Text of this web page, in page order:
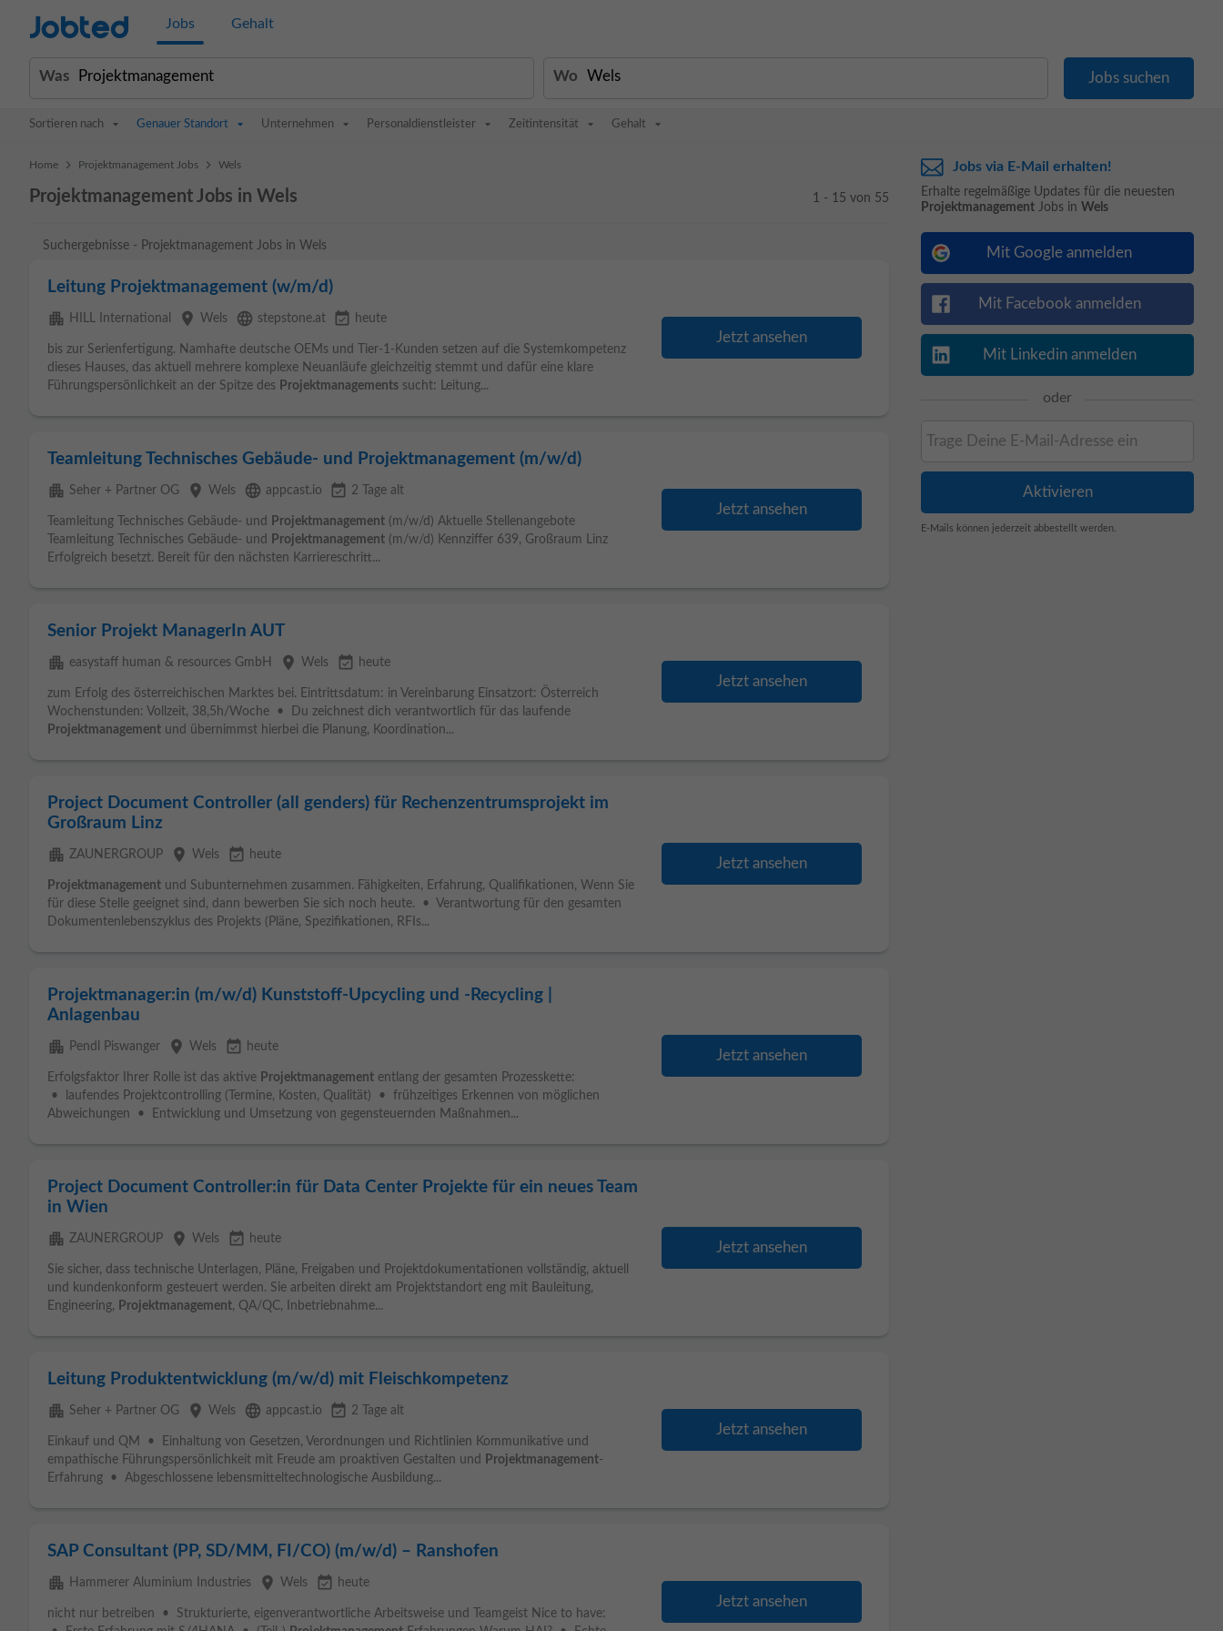
Jobted Jobs Gehalt
Was Wo
Sortieren nach Genauer Standort Unternehmen Personaldienstleister Zeitintensität Gehalt
Home > Projektmanagement Jobs > Wels
Projektmanagement Jobs in Wels 1 - 15 von 55
Suchergebnisse - Projektmanagement Jobs in Wels
Leitung Projektmanagement (w/m/d)
apartment HILL International place Wels language stepstone.at event_available heute
bis zur Serienfertigung. Namhafte deutsche OEMs und Tier-1-Kunden setzen auf die Systemkompetenz
dieses Hauses, das aktuell mehrere komplexe Neuanläufe gleichzeitig stemmt und dafür eine klare
Führungspersönlichkeit an der Spitze des Projektmanagements sucht: Leitung...
Jetzt ansehen
Teamleitung Technisches Gebäude- und Projektmanagement (m/w/d)
apartment Seher + Partner OG place Wels language appcast.io event_available 2 Tage alt
Teamleitung Technisches Gebäude- und Projektmanagement (m/w/d) Aktuelle Stellenangebote
Teamleitung Technisches Gebäude- und
Projektmanagement (m/w/d) Kennziffer 639, Großraum Linz
Erfolgreich besetzt. Bereit für den nächsten Karriereschritt...
Jetzt ansehen
Senior Projekt ManagerIn AUT
apartment easystaff human & resources GmbH place Wels event_available heute
zum Erfolg des österreichischen Marktes bei. Eintrittsdatum: in Vereinbarung Einsatzort: Österreich
Wochenstunden: Vollzeit, 38,5h/Woche • Du zeichnest dich verantwortlich für das laufende
Projektmanagement und übernimmst hierbei die Planung, Koordination...
Jetzt ansehen
Project Document Controller (all genders) für Rechenzentrumsprojekt im
Großraum Linz
apartment ZAUNERGROUP place Wels event_available heute
Projektmanagement und Subunternehmen zusammen. Fähigkeiten, Erfahrung, Qualifikationen, Wenn Sie
für diese Stelle geeignet sind, dann bewerben Sie sich noch heute. • Verantwortung für den gesamten
Dokumentenlebenszyklus des Projekts (Pläne, Spezifikationen, RFIs...
Jetzt ansehen
Projektmanager:in (m/w/d) Kunststoff-Upcycling und -Recycling |
Anlagenbau
apartment Pendl Piswanger place Wels event_available heute
Erfolgsfaktor Ihrer Rolle ist das aktive Projektmanagement entlang der gesamten Prozesskette:
• laufendes Projektcontrolling (Termine, Kosten, Qualität) • frühzeitiges Erkennen von möglichen
Abweichungen • Entwicklung und Umsetzung von gegensteuernden Maßnahmen...
Jetzt ansehen
Project Document Controller:in für Data Center Projekte für ein neues Team
in Wien
apartment ZAUNERGROUP place Wels event_available heute
Sie sicher, dass technische Unterlagen, Pläne, Freigaben und Projektdokumentationen vollständig, aktuell
und kundenkonform gesteuert werden. Sie arbeiten direkt am Projektstandort eng mit Bauleitung,
Engineering, Projektmanagement, QA/QC, Inbetriebnahme...
Jetzt ansehen
Leitung Produktentwicklung (m/w/d) mit Fleischkompetenz
apartment Seher + Partner OG place Wels language appcast.io event_available 2 Tage alt
Einkauf und QM • Einhaltung von Gesetzen, Verordnungen und Richtlinien Kommunikative und
empathische Führungspersönlichkeit mit Freude am proaktiven Gestalten und
Projektmanagement-
Erfahrung • Abgeschlossene lebensmitteltechnologische Ausbildung...
Jetzt ansehen
SAP Consultant (PP, SD/MM, FI/CO) (m/w/d) – Ranshofen
apartment Hammerer Aluminium Industries place Wels event_available heute
nicht nur betreiben • Strukturierte, eigenverantwortliche Arbeitsweise und Teamgeist Nice to have:
Jetzt ansehen
Jobs via E-Mail erhalten!
Erhalte regelmäßige Updates für die neuesten
Projektmanagement Jobs in Wels
Mit Google anmelden
Mit Facebook anmelden
Mit Linkedin anmelden
oder
E-Mails können jederzeit abbestellt werden.